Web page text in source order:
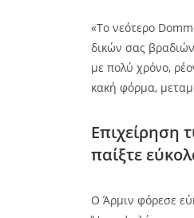
«Το νεότερο
δικών σας
με πολύ χρόνο,
κακή φόρμα,
Επιχείρηση
παίξτε
Ο Άρμιν φόρεσε